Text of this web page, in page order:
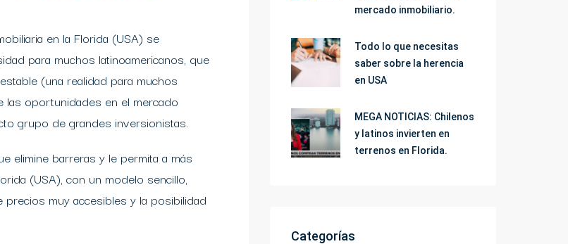
en la Florida (USA) se
para muchos latinoamericanos, que
(una realidad para muchos
oportunidades en el mercado
grupo de grandes inversionistas.
elimine barreras y le permita a más
(USA), con un modelo sencillo,
muy accesibles y la posibilidad
mercado inmobiliario.
Todo lo que necesitas
saber sobre la herencia
en USA
MEGA NOTICIAS: Chilenos
y latinos invierten en
terrenos en Florida.
Categorías